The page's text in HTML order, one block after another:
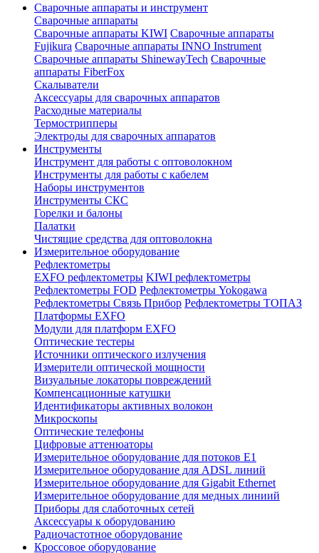
Сварочные аппараты и инструмент
Сварочные аппараты
Сварочные аппараты KIWI Сварочные аппараты
Fujikura Сварочные аппараты INNO Instrument
Сварочные аппараты ShinewayTech Cварочные
аппараты FiberFox
Скалыватели
Аксессуары для сварочных аппаратов
Расходные материалы
Термострипперы
Электроды для сварочных аппаратов
Инструменты
Инструмент для работы с оптоволокном
Инструменты для работы с кабелем
Наборы инструментов
Инструменты СКС
Горелки и балоны
Палатки
Чистящие средства для оптоволокна
Измерительное оборудование
Рефлектометры
EXFO рефлектометры KIWI рефлектометры
Рефлектометры FOD Рефлектометры Yokogawa
Рефлектометры Связь Прибор Рефлектометры ТОПАЗ
Платформы EXFO
Модули для платформ EXFO
Оптические тестеры
Источники оптического излучения
Измерители оптической мощности
Визуальные локаторы повреждений
Компенсационные катушки
Идентификаторы активных волокон
Микроскопы
Оптические телефоны
Цифровые аттенюаторы
Измерительное оборудование для потоков Е1
Измерительное оборудование для ADSL линий
Измерительное оборудование для Gigabit Ethernet
Измерительное оборудование для медных линиий
Приборы для слаботочных сетей
Аксессуары к оборудованию
Радиочастотное оборудование
Кроссовое оборудование